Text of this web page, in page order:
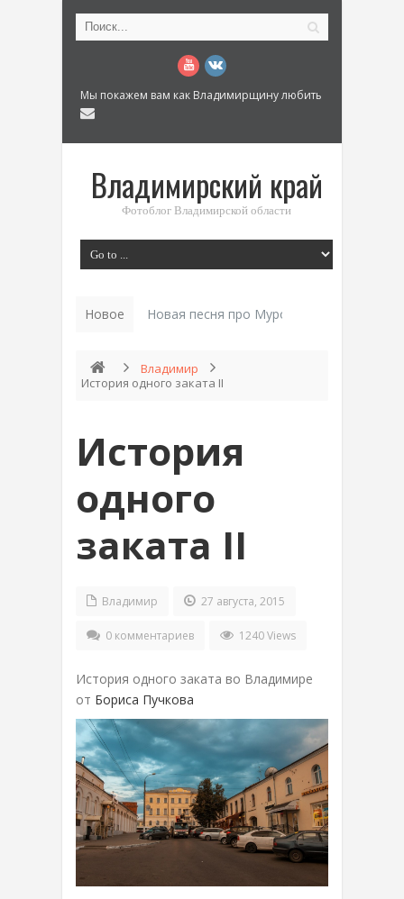
Мы покажем вам как Владимирщину любить
Владимирский край
Фотоблог Владимирской области
Новое История «Дома Куренкова» в Коврове
Владимир
История одного заката II
История
одного
заката II
Владимир 27 августа, 2015
0 комментариев 1240 Views
История одного заката во Владимире
от Бориса Пучкова